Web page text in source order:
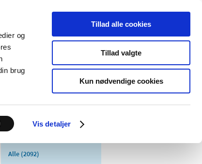
og
brug
Vis detaljer
Tillad alle cookies
Tillad valgte
Kun nødvendige cookies
Særlige
produktområder
Alle (2092)